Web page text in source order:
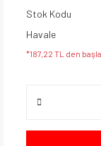
Stok Kodu
Havale
*187,22 TL den